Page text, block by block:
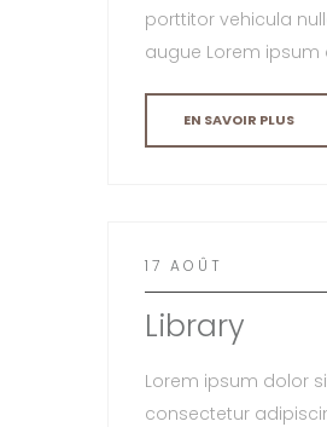
porttitor vehicula
augue Lorem ipsum
EN SAVOIR PLUS
17 AOÛT
Library
Lorem ipsum dolor
consectetur